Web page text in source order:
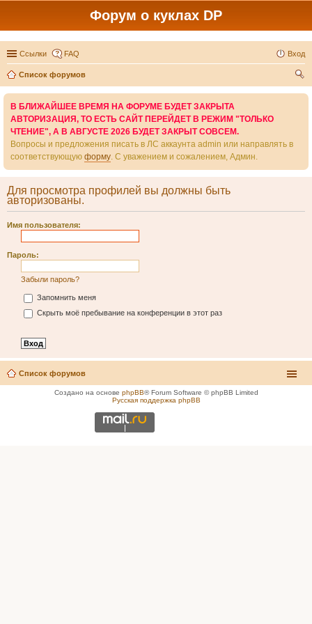
Форум о куклах DP
Ссылки FAQ Вход
Список форумов
В БЛИЖАЙШЕЕ ВРЕМЯ НА ФОРУМЕ БУДЕТ ЗАКРЫТА
АВТОРИЗАЦИЯ, ТО ЕСТЬ САЙТ ПЕРЕЙДЕТ В РЕЖИМ "ТОЛЬКО
ЧТЕНИЕ", А В АВГУСТЕ 2026 БУДЕТ ЗАКРЫТ СОВСЕМ.
Вопросы и предложения писать в ЛС аккаунта admin или направлять в
соответствующую форму. С уважением и сожалением, Админ.
Для просмотра профилей вы должны быть
авторизованы.
Имя пользователя:
Пароль:
Забыли пароль?
Запомнить меня
Скрыть моё пребывание на конференции в этот раз
Список форумов
Создано на основе phpBB® Forum Software © phpBB Limited
Русская поддержка phpBB